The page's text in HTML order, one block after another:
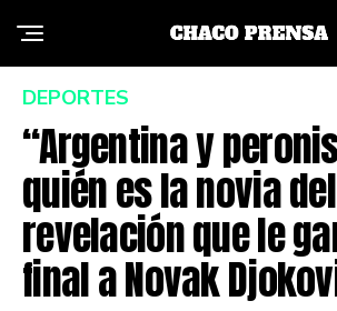
DEPORTES
“Argentina y
quién es la novia
revelación que le
final a Novak